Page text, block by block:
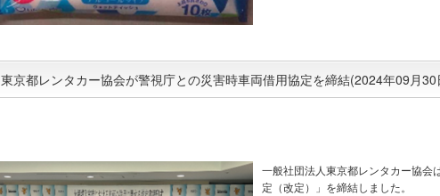
東京都レンタカー協会が警視庁との災害時車両借用協定を締結(2024年09月30
一般社団法人東京都レンタカー協会
定（改定）」を締結しました。